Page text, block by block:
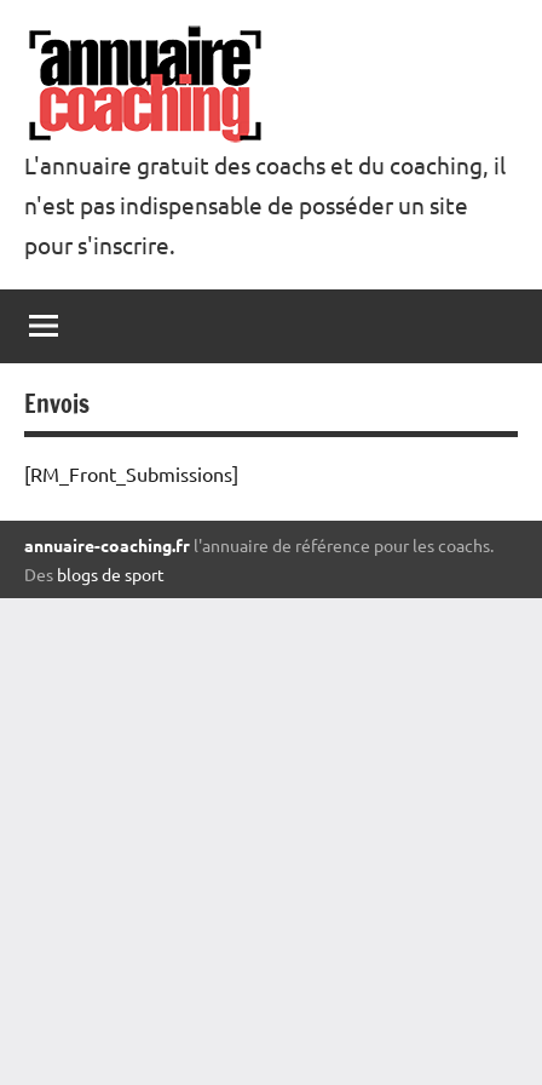
contenu
Annuaire
Coaching
L'annuaire gratuit des coachs et du coaching, il
n'est pas indispensable de posséder un site
pour s'inscrire.
Envois
[RM_Front_Submissions]
annuaire-coaching.fr l'annuaire de référence pour les coachs.
Des blogs de sport